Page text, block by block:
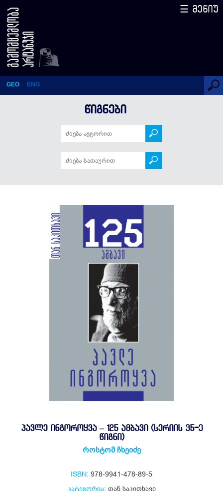
პავლე ინგოროყვა – 125
ამბავი (სერიის 35-ე წიგნი)
GEO ENG
☰ მენიუ
ᲬᲘᲒᲜᲔᲑᲘ
ᲞᲐᲕᲚᲔ ᲘᲜᲒᲝᲠᲝᲧᲕᲐ – 125 ᲐᲛᲑᲐᲕᲘ (ᲡᲔᲠᲘᲘᲡ 35-Ე
ᲬᲘᲒᲜᲘ)
როსტომ ჩხეიძე
ISBN: 978-9941-478-89-5
კატეგორია: თან საკითხავი